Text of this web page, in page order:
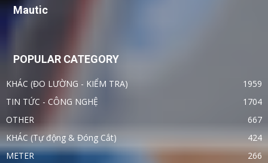
Mautic
POPULAR CATEGORY
KHÁC (ĐO LƯỜNG - KIỂM TRA)
1959
TIN TỨC - CÔNG NGHỆ
1704
OTHER
667
KHÁC (Tự động & Đóng Cắt)
424
METER
266